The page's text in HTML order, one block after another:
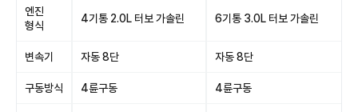
엔진
형식
4기통 2.0L 터보 가솔린 6기통 3.0L 터보 가솔린
변속기 자동 8단 자동 8단
구동방식 4륜구동 4륜구동